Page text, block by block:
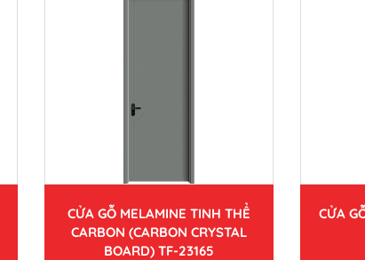
CỬA GỖ MELAMINE TINH THỂ
CARBON (CARBON CRYSTAL
BOARD) TF-23165
CỬA